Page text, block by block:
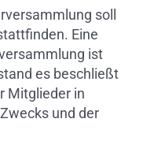
soll
Eine
ist
es beschließt
Mitglieder in
und der